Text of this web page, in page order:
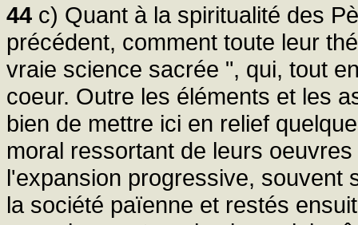
44 c) Quant à la spiritualité des
précédent, comment toute leur
vraie science sacrée ", qui, tout
coeur. Outre les éléments et les
bien de mettre ici en relief
moral ressortant de leurs
l'expansion progressive, souvent
la société païenne et restés